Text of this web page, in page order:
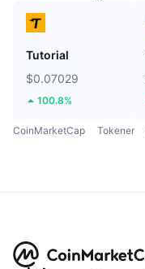
Tutorial
$0.07029
100.8%
CoinMarketCap Tokener